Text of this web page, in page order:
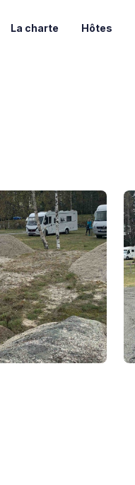
La charte Hôtes